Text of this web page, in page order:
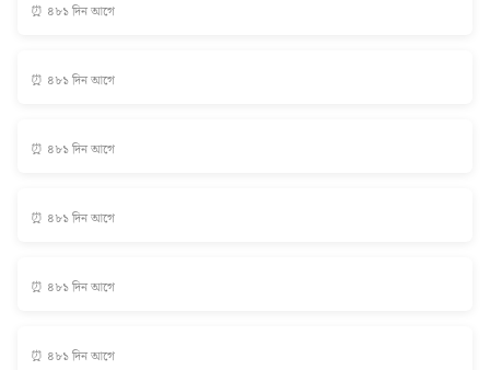
⏰ ৪৮১ দিন আগে
⏰ ৪৮১ দিন আগে
⏰ ৪৮১ দিন আগে
⏰ ৪৮১ দিন আগে
⏰ ৪৮১ দিন আগে
⏰ ৪৮১ দিন আগে